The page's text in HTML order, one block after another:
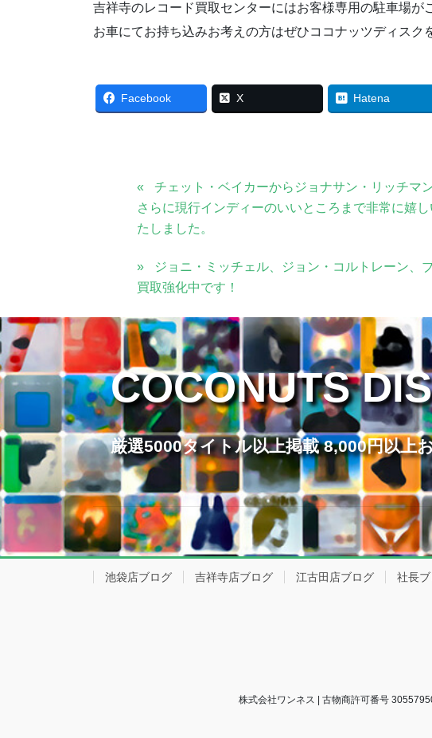
吉祥寺のレコード買取センターにはお客様専用の駐車場が
お車にてお持ち込みお考えの方はぜひココナッツディスク
Facebook X Hatena
チェット・ベイカーからジョナサン・リッチマ
さらに現行インディーのいいところまで非常に嬉
たしました。
ジョニ・ミッチェル、ジョン・コルトレーン、
買取強化中です！
COCONUTS
厳選5000タイトル以上掲載 8,000円以上
池袋店ブログ 吉祥寺店ブログ 江古田店ブログ 社長
株式会社ワンネス | 古物商許可番号